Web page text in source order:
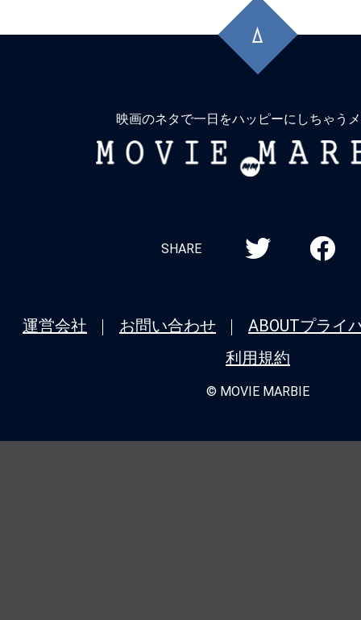
頭
に
映画のネタで一日をハッピーにしちゃう
MOVIE
SHARE
運営会社 お問い合わせ ABOUTプライ
利用規約
© MOVIE MARBIE